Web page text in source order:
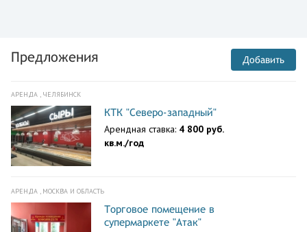
Предложения Добавить
АРЕНДА , ЧЕЛЯБИНСК
КТК "Северо-западный"
Арендная ставка: 4 800 руб.
кв.м./год
АРЕНДА , МОСКВА И ОБЛАСТЬ
Торговое помещение в
супермаркете "Атак"